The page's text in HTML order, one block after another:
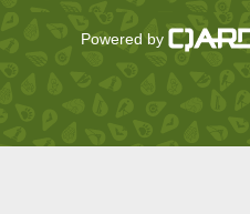
Powered by